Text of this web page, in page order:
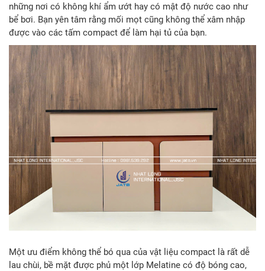
những nơi có không khí ẩm ướt hay có mật độ nước cao như
bể bơi. Bạn yên tâm rằng mối mọt cũng không thể xâm nhập
được vào các tấm compact để làm hại tủ của bạn.
Một ưu điểm không thể bó qua của vật liệu compact là rất dễ
lau chùi, bề mặt được phủ một lớp Melatine có độ bóng cao,